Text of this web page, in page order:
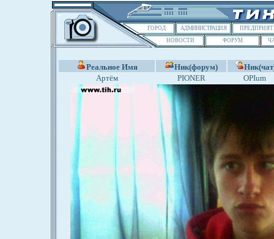
ГОРОД АДМИНИСТРАЦИЯ
НОВОСТИ
ФОРУМ
Реальное Имя Ник(форум)
Артём
PIONER OPIum